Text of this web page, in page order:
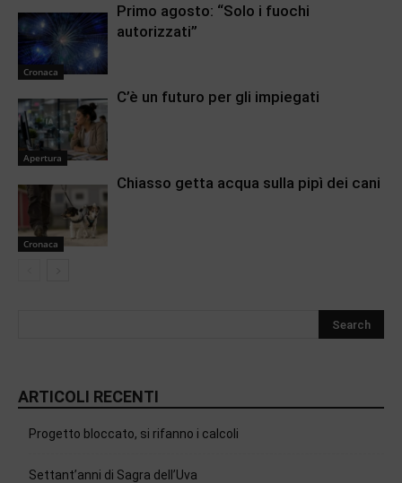
Cronaca
Primo agosto: “Solo i fuochi
autorizzati”
Apertura
C’è un futuro per gli impiegati
Cronaca
Chiasso getta acqua sulla pipì dei cani
ARTICOLI RECENTI
Progetto bloccato, si rifanno i calcoli
Settant’anni di Sagra dell’Uva